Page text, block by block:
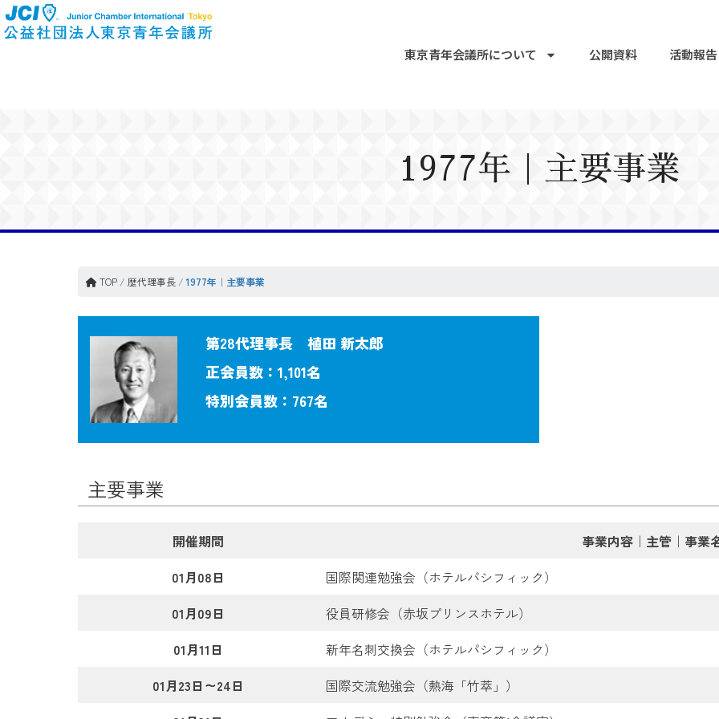
東京青年会議所について 公開資料 活動報告
1977年｜主要事業
TOP / 歴代理事長 /1977年｜主要事業
第28代理事長 植田 新太郎
正会員数：1,101名
特別会員数：767名
主要事業
開催期間
事業内容｜主管｜事業
01月08日
国際関連勉強会（ホテルパシフィック）
01月09日
役員研修会（赤坂プリンスホテル）
01月11日
新年名刺交換会（ホテルパシフィック）
01月23日～24日
国際交流勉強会（熱海「竹萃」）